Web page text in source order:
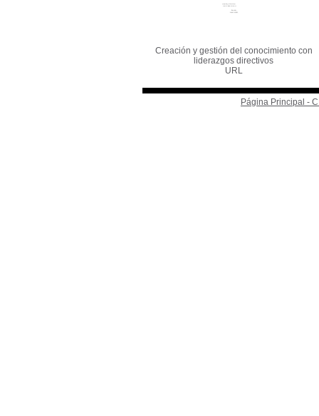
Creación y gestión del conocimiento con
liderazgos directivos
URL
Página Principal -